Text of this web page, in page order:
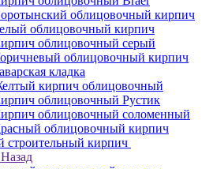
облицовочный кирпич
облицовочный кирпич
облицовочный серый
облицовочный кирпич
кладка
кирпич облицовочный
облицовочный Рустик
облицовочный соломенный
облицовочный кирпич
строительный кирпич
Назад